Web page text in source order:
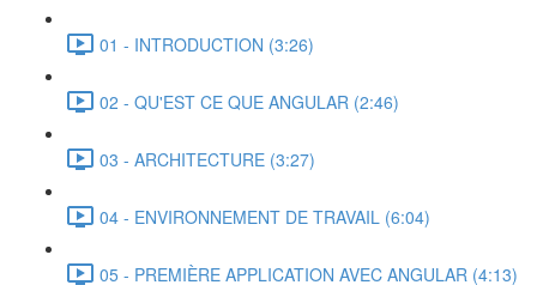
01 - INTRODUCTION (3:26)
02 - QU'EST CE QUE ANGULAR (2:46)
03 - ARCHITECTURE (3:27)
04 - ENVIRONNEMENT DE TRAVAIL (6:04)
05 - PREMIÈRE APPLICATION AVEC ANGULAR (4:13)